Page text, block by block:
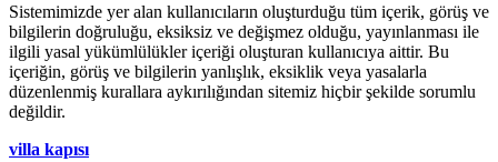
Sistemimizde yer alan kullanıcıların oluşturduğu tüm içerik, görüş ve
bilgilerin doğruluğu, eksiksiz ve değişmez olduğu, yayınlanması ile
ilgili yasal yükümlülükler içeriği oluşturan kullanıcıya aittir. Bu
içeriğin, görüş ve bilgilerin yanlışlık, eksiklik veya yasalarla
düzenlenmiş kurallara aykırılığından sitemiz hiçbir şekilde sorumlu
değildir.
villa kapısı